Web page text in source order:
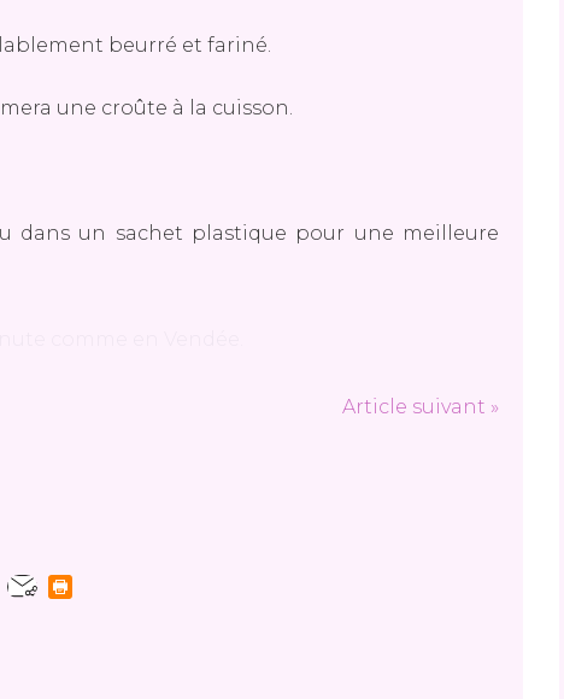
beurré et fariné.
une croûte à la cuisson.
dans un sachet plastique pour une meilleure
Article suivant »